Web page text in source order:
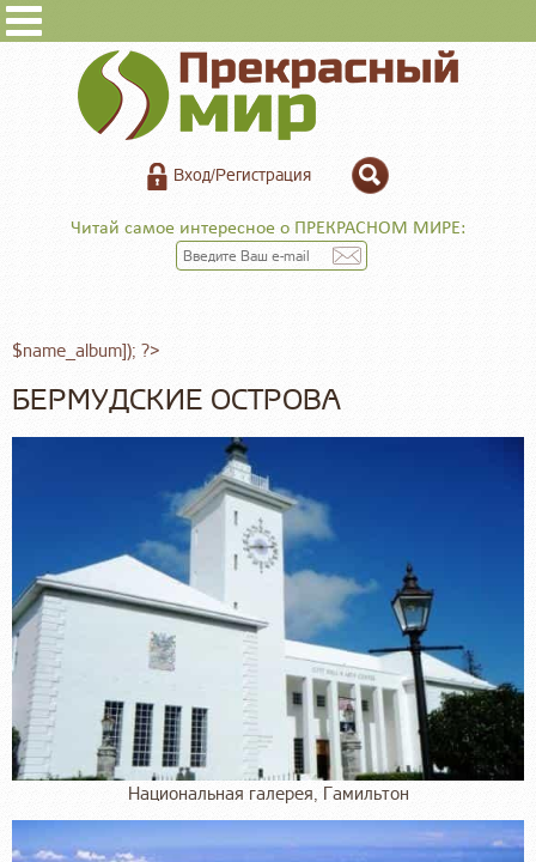
Вход/Регистрация
Читай самое интересное о ПРЕКРАСНОМ МИРЕ:
$name_album]); ?>
БЕРМУДСКИЕ ОСТРОВА
Национальная галерея, Гамильтон